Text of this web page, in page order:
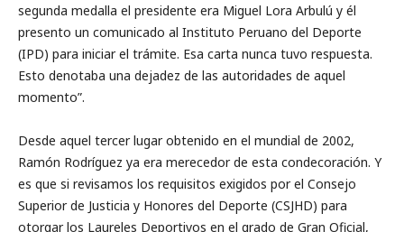
segunda medalla el presidente era Miguel Lora Arbulú y él
presento un comunicado al Instituto Peruano del Deporte
(IPD) para iniciar el trámite. Esa carta nunca tuvo respuesta.
Esto denotaba una dejadez de las autoridades de aquel
momento”.
Desde aquel tercer lugar obtenido en el mundial de 2002,
Ramón Rodríguez ya era merecedor de esta condecoración. Y
es que si revisamos los requisitos exigidos por el Consejo
Superior de Justicia y Honores del Deporte (CSJHD) para
otorgar los Laureles Deportivos en el grado de Gran Oficial,